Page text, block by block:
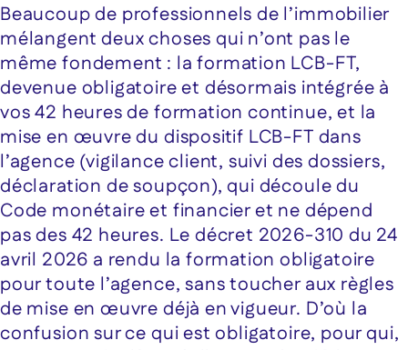
Beaucoup de professionnels de l’immobilier
mélangent deux choses qui n’ont pas le
même fondement : la formation LCB-FT,
devenue obligatoire et désormais intégrée à
vos 42 heures de formation continue, et la
mise en œuvre du dispositif LCB-FT dans
l’agence (vigilance client, suivi des dossiers,
déclaration de soupçon), qui découle du
Code monétaire et financier et ne dépend
pas des 42 heures. Le décret 2026-310 du 24
avril 2026 a rendu la formation obligatoire
pour toute l’agence, sans toucher aux règles
de mise en œuvre déjà en vigueur. D’où la
confusion sur ce qui est obligatoire, pour qui,